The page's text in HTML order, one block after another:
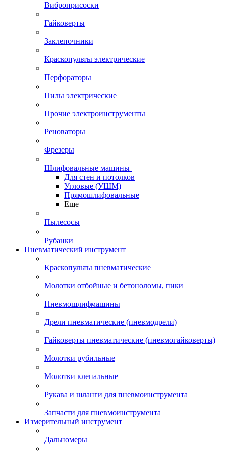
Виброприсоски
Гайковерты
Заклепочники
Краскопульты электрические
Перфораторы
Пилы электрические
Прочие электроинструменты
Реноваторы
Фрезеры
Шлифовальные машины
Для стен и потолков
Угловые (УШМ)
Прямошлифовальные
Еще
Пылесосы
Рубанки
Пневматический инструмент
Краскопульты пневматические
Молотки отбойные и бетоноломы, пики
Пневмошлифмашины
Дрели пневматические (пневмодрели)
Гайковерты пневматические (пневмогайковерты)
Молотки рубильные
Молотки клепальные
Рукава и шланги для пневмоинструмента
Запчасти для пневмоинструмента
Измерительный инструмент
Дальномеры